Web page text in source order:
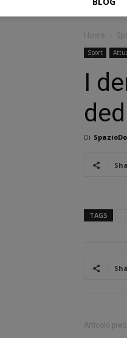
Home
Sport
I
Di
TAGS
Articolo